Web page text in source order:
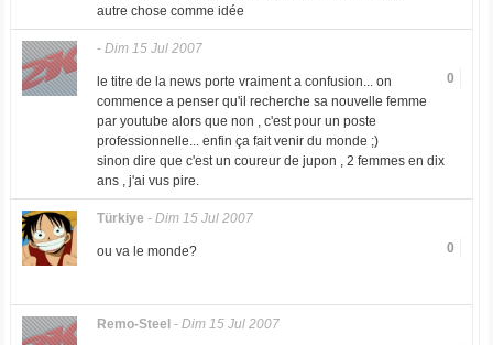
autre chose comme idée
- Dim 15 Jul 2007
0
le titre de la news porte vraiment a confusion... on
commence a penser qu'il recherche sa nouvelle femme
par youtube alors que non , c'est pour un poste
professionnelle... enfin ça fait venir du monde ;)
sinon dire que c'est un coureur de jupon , 2 femmes en dix
ans , j'ai vus pire.
Türkiye - Dim 15 Jul 2007
0
ou va le monde?
Remo-Steel - Dim 15 Jul 2007